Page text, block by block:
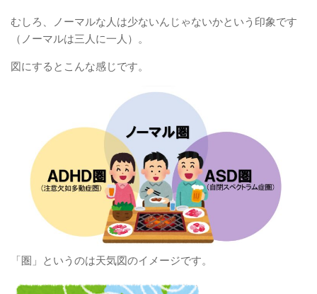
むしろ、ノーマルな人は少ないんじゃないかという印象です
（ノーマルは三人に一人）。
図にするとこんな感じです。
「圏」というのは天気図のイメージです。